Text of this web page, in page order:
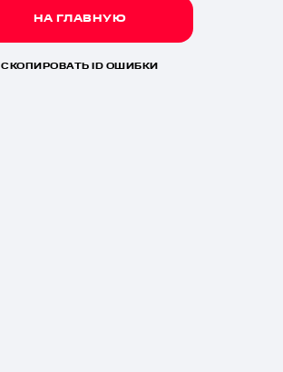
НА ГЛАВНУЮ
СКОПИРОВАТЬ ID ОШИБКИ